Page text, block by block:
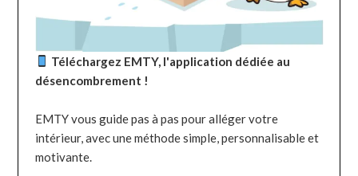
Téléchargez EMTY, l'application dédiée au
désencombrement !
EMTY vous guide pas à pas pour alléger votre
intérieur, avec une méthode simple, personnalisable et
motivante.